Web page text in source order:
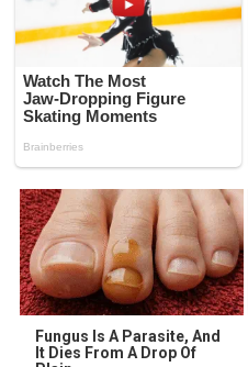
Fungus Is A Parasite, And
It Dies From A Drop Of